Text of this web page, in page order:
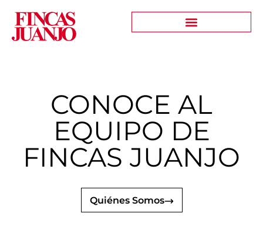
CONOCE AL
EQUIPO DE
FINCAS JUANJO
Quiénes Somos